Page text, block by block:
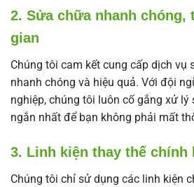
2. Sửa chữa nhanh chóng,
gian
Chúng tôi cam kết cung cấp dịch vụ
nhanh chóng và hiệu quả. Với đội
nghiệp, chúng tôi luôn cố gắng xử
ngắn nhất để bạn không phải mất
3. Linh kiện thay thế chính
Chúng tôi chỉ sử dụng các linh kiện